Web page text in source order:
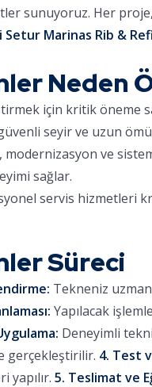
sunuyoruz. Her
Marinas Rib &
Neden
için kritik
seyir ve uzun
modernizasyon ve
sağlar.
servis hizmetleri
Süreci
Tekneniz
Yapılacak
Deneyimli
gerçekleştirilir. 4. Test
yapılır. 5. Teslimat ve